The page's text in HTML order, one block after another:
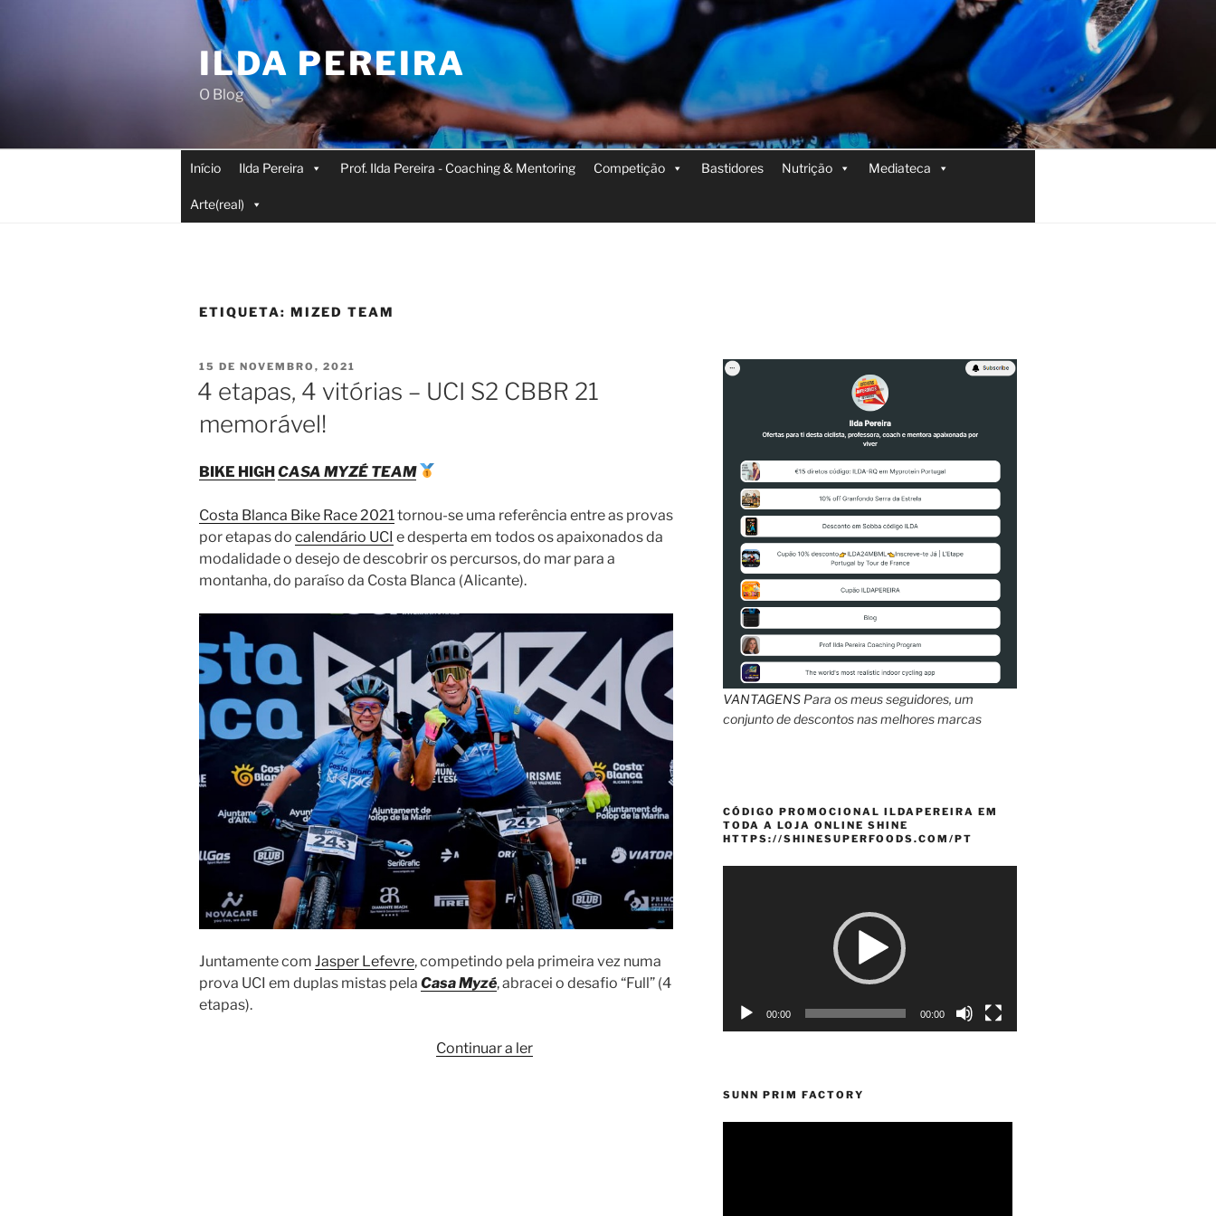
ILDA PEREIRA
O Blog
Início Ilda Pereira Prof. Ilda Pereira - Coaching & Mentoring Competição Bastidores Nutrição Mediateca
Arte(real)
ETIQUETA: MIZED TEAM
PUBLICADO
EM
15 DE NOVEMBRO, 2021
4 etapas, 4 vitórias – UCI S2 CBBR 21
memorável!
BIKE HIGHCASA MYZÉ TEAM
Costa Blanca Bike Race 2021tornou-se uma referência entre as provas
por etapas do calendário UCI e desperta em todos os apaixonados da
modalidade o desejo de descobrir os percursos, do mar para a
montanha, do paraíso da Costa Blanca (Alicante).
Juntamente com Jasper Lefevre, competindo pela primeira vez numa
prova UCI em duplas mistas pela Casa Myzé, abracei o desafio “Full” (4
etapas).
Continuar a ler“4
VANTAGENSPara os meus seguidores, um
conjunto de descontos nas melhores marcas
CÓDIGO PROMOCIONAL ILDAPEREIRA EM
TODA A LOJA ONLINE SHINE
HTTPS://SHINESUPERFOODS.COM/PT
00:00 00:00
SUNN PRIM FACTORY